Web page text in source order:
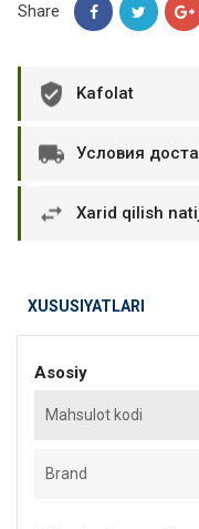
Share
Kafolat
Условия
Xarid qilish
XUSUSIYATLARI
Asosiy
Mahsulot kodi
Brand